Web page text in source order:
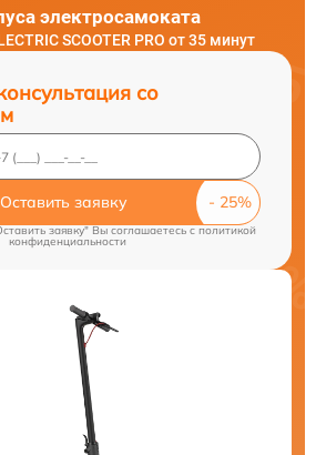
электросамоката
SCOOTER PRO от 35 минут
со
Оставить заявку
заявку" Вы соглашаетесь cполитикой
конфиденциальности